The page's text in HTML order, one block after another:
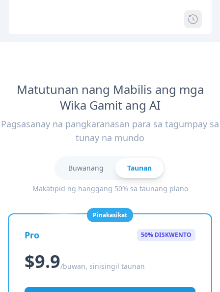
Matutunan nang Mabilis ang mga
Wika Gamit ang AI
Pagsasanay na pangkaranasan para sa tagumpay sa
tunay na mundo
Buwanang Taunan
Makatipid ng hanggang 50% sa taunang plano
Pinakasikat
Pro 50% DISKWENTO
$9.9/buwan, sinisingil taunan